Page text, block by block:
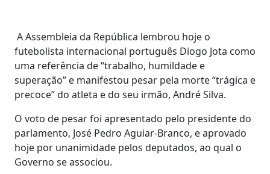
A Assembleia da República lembrou hoje o
futebolista internacional português Diogo Jota como
uma referência de “trabalho, humildade e
superação” e manifestou pesar pela morte “trágica e
precoce” do atleta e do seu irmão, André Silva.
O voto de pesar foi apresentado pelo presidente do
parlamento, José Pedro Aguiar-Branco, e aprovado
hoje por unanimidade pelos deputados, ao qual o
Governo se associou.